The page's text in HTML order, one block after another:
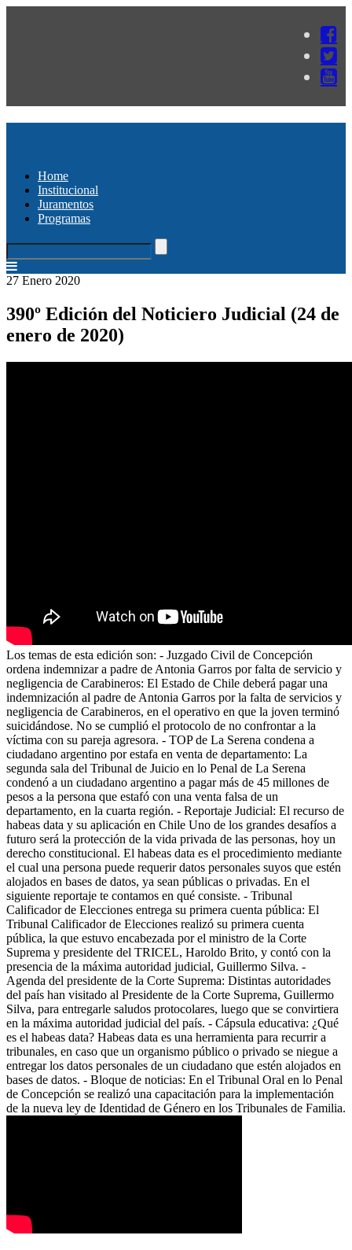
Home
Institucional
Juramentos
Programas
27 Enero 2020
390º Edición del Noticiero Judicial (24 de
enero de 2020)
Los temas de esta edición son: - Juzgado Civil de Concepción
ordena indemnizar a padre de Antonia Garros por falta de servicio y
negligencia de Carabineros: El Estado de Chile deberá pagar una
indemnización al padre de Antonia Garros por la falta de servicios y
negligencia de Carabineros, en el operativo en que la joven terminó
suicidándose. No se cumplió el protocolo de no confrontar a la
víctima con su pareja agresora. - TOP de La Serena condena a
ciudadano argentino por estafa en venta de departamento: La
segunda sala del Tribunal de Juicio en lo Penal de La Serena
condenó a un ciudadano argentino a pagar más de 45 millones de
pesos a la persona que estafó con una venta falsa de un
departamento, en la cuarta región. - Reportaje Judicial: El recurso de
habeas data y su aplicación en Chile Uno de los grandes desafíos a
futuro será la protección de la vida privada de las personas, hoy un
derecho constitucional. El habeas data es el procedimiento mediante
el cual una persona puede requerir datos personales suyos que estén
alojados en bases de datos, ya sean públicas o privadas. En el
siguiente reportaje te contamos en qué consiste. - Tribunal
Calificador de Elecciones entrega su primera cuenta pública: El
Tribunal Calificador de Elecciones realizó su primera cuenta
pública, la que estuvo encabezada por el ministro de la Corte
Suprema y presidente del TRICEL, Haroldo Brito, y contó con la
presencia de la máxima autoridad judicial, Guillermo Silva. -
Agenda del presidente de la Corte Suprema: Distintas autoridades
del país han visitado al Presidente de la Corte Suprema, Guillermo
Silva, para entregarle saludos protocolares, luego que se convirtiera
en la máxima autoridad judicial del país. - Cápsula educativa: ¿Qué
es el habeas data? Habeas data es una herramienta para recurrir a
tribunales, en caso que un organismo público o privado se niegue a
entregar los datos personales de un ciudadano que estén alojados en
bases de datos. - Bloque de noticias: En el Tribunal Oral en lo Penal
de Concepción se realizó una capacitación para la implementación
de la nueva ley de Identidad de Género en los Tribunales de Familia.